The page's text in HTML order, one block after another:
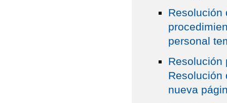
Resolución
personal
Resolución
Resolución
nueva